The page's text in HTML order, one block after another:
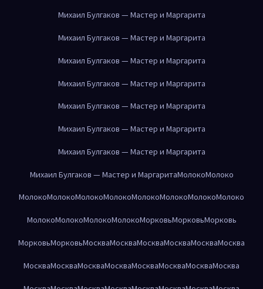
Михаил Булгаков — Мастер и Маргарита
Михаил Булгаков — Мастер и Маргарита
Михаил Булгаков — Мастер и Маргарита
Михаил Булгаков — Мастер и Маргарита
Михаил Булгаков — Мастер и Маргарита
Михаил Булгаков — Мастер и Маргарита
Михаил Булгаков — Мастер и Маргарита
Михаил Булгаков — Мастер и МаргаритаМолокоМолоко
МолокоМолокоМолокоМолокоМолокоМолокоМолокоМолоко
МолокоМолокоМолокоМолокоМорковьМорковьМорковь
МорковьМорковьМоскваМоскваМоскваМоскваМоскваМосква
МоскваМоскваМоскваМоскваМоскваМоскваМоскваМосква